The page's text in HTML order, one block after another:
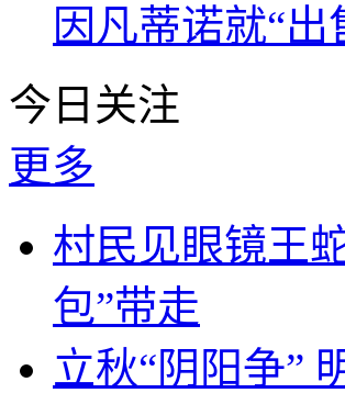
因凡蒂诺就“
今日关注
更多
村民见眼镜王
包”带走
立秋“阴阳争”